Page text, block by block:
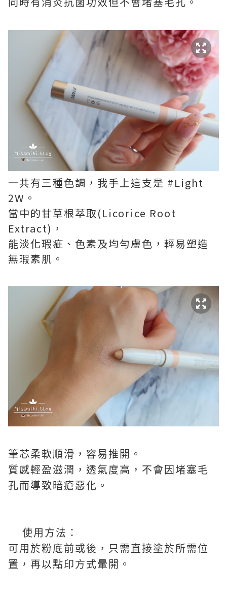
一共有三種色調，我手上這支是 #Light
2W。
當中的甘草根萃取(Licorice Root
Extract)，
能淡化瑕疵、色素及均勻膚色，輕易塑造
無瑕素肌。
筆芯柔軟順滑，容易推開。
質感輕盈滋潤，透氣度高，不會因堵塞毛
孔而導致暗瘡惡化。
使用方法：
可用於粉底前或後，只需直接塗於所需位
置，再以點印方式暈開。